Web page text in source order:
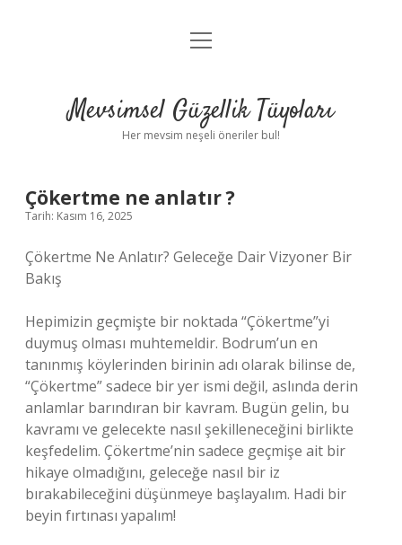
Anasayfa
Yasal Uyarı
menüyü
Mevsimsel Güzellik Tüyoları
Her mevsim neşeli öneriler bul!
Çökertme ne anlatır ?
Tarih: Kasım 16, 2025
Çökertme Ne Anlatır? Geleceğe Dair Vizyoner Bir
Bakış
Hepimizin geçmişte bir noktada “Çökertme”yi
duymuş olması muhtemeldir. Bodrum’un en
tanınmış köylerinden birinin adı olarak bilinse de,
“Çökertme” sadece bir yer ismi değil, aslında derin
anlamlar barındıran bir kavram. Bugün gelin, bu
kavramı ve gelecekte nasıl şekilleneceğini birlikte
keşfedelim. Çökertme’nin sadece geçmişe ait bir
hikaye olmadığını, geleceğe nasıl bir iz
bırakabileceğini düşünmeye başlayalım. Hadi bir
beyin fırtınası yapalım!